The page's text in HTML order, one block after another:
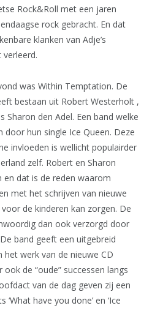
Rock&Roll met een jaren
rock gebracht. En dat
klanken van Adje’s
was Within Temptation. De
bestaan uit Robert Westerholt ,
Sharon den Adel. Een band welke
hun single Ice Queen. Deze
invloeden is wellicht populairder
zelf. Robert en Sharon
en dat is de reden waarom
met het schrijven van nieuwe
de kinderen kan zorgen. De
dan ook verzorgd door
band geeft een uitgebreid
werk van de nieuwe CD
ook de “oude” successen langs
van de dag geven zij een
have you done’ en ‘Ice